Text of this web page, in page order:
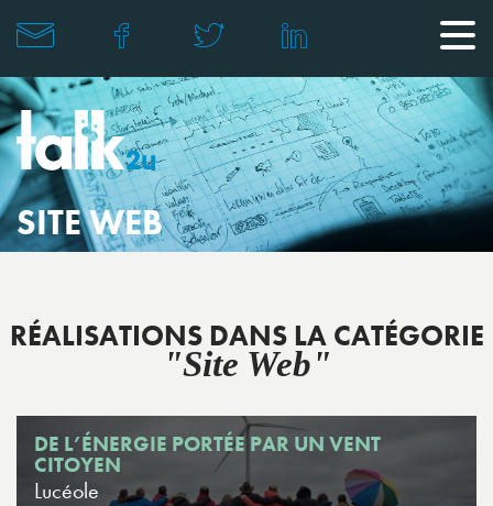
SITE WEB
RÉALISATIONS DANS LA CATÉGORIE
"Site Web"
DE L’ÉNERGIE PORTÉE PAR UN VENT
CITOYEN
Lucéole